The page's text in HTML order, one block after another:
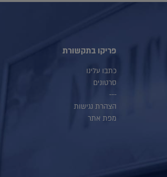
פריקו בתקשורת
כתבו עלינו
סרטונים
---
הצהרת נגישות
מפת אתר